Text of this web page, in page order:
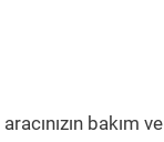
aracınızın bakım ve